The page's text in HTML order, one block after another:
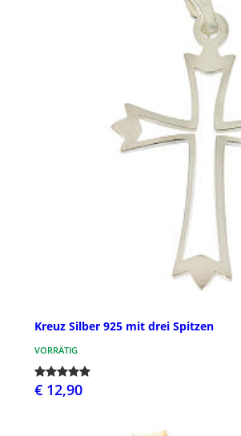
Kreuz Silber 925 mit drei Spitzen
VORRÄTIG
€ 12,90